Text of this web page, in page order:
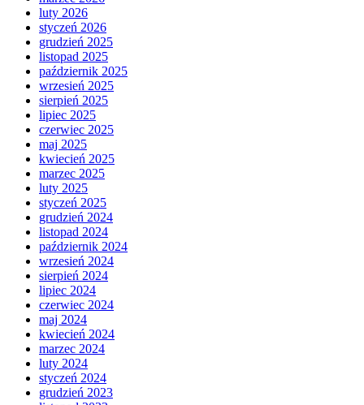
luty 2026
styczeń 2026
grudzień 2025
listopad 2025
październik 2025
wrzesień 2025
sierpień 2025
lipiec 2025
czerwiec 2025
maj 2025
kwiecień 2025
marzec 2025
luty 2025
styczeń 2025
grudzień 2024
listopad 2024
październik 2024
wrzesień 2024
sierpień 2024
lipiec 2024
czerwiec 2024
maj 2024
kwiecień 2024
marzec 2024
luty 2024
styczeń 2024
grudzień 2023